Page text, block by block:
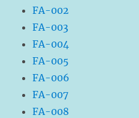
FA-002
FA-003
FA-004
FA-005
FA-006
FA-007
FA-008